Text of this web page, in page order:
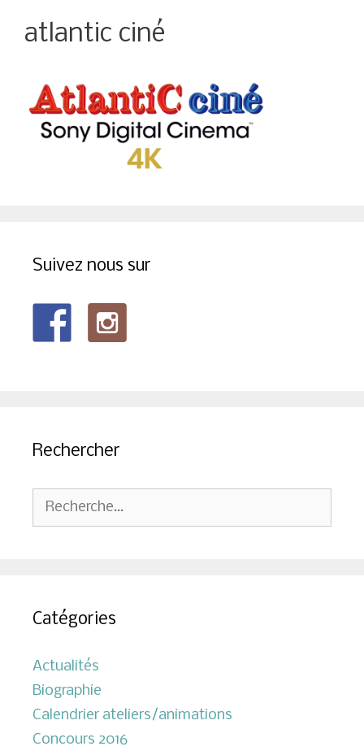
atlantic ciné
Suivez nous sur
Rechercher
Rechercher :
Catégories
Actualités
Biographie
Calendrier ateliers/animations
Concours 2016